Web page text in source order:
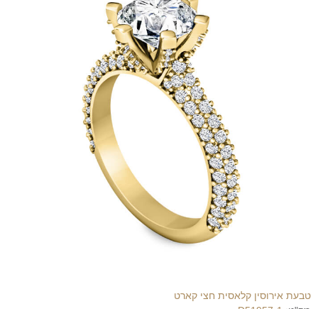
טבעת אירוסין קלאסית חצי קארט